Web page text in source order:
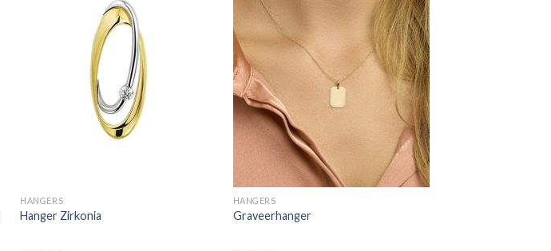
HANGERS
Hanger Zirkonia
HANGERS
Graveerhanger